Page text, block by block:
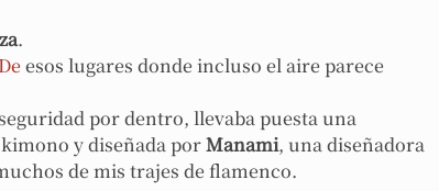
.
esos lugares donde incluso el aire parece
por dentro, llevaba puesta una
y diseñada por Manami, una diseñadora
de mis trajes de flamenco.